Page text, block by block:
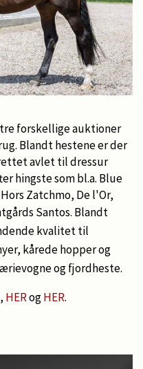
forskellige auktioner
Blandt hestene er der
avlet til dressur
hingste som bl.a. Blue
Zatchmo, De l'Or,
Santos. Blandt
kvalitet til
kårede hopper og
og fjordheste.
, HERogHER.